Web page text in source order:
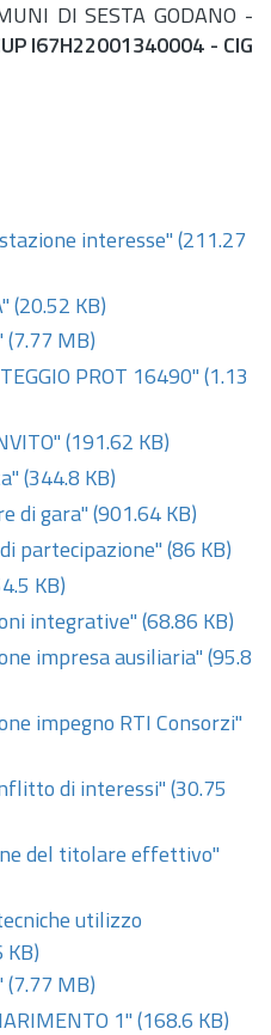
DI SESTA GODANO -
I67H22001340004 - CIG
interesse" (211.27
(20.52 KB)
(7.77 MB)
PROT 16490" (1.13
(191.62 KB)
(344.8 KB)
di gara" (901.64 KB)
partecipazione" (86 KB)
KB)
integrative" (68.86 KB)
impresa ausiliaria" (95.8
impegno RTI Consorzi"
di interessi" (30.75
del titolare effettivo"
utilizzo
KB)
(7.77 MB)
1" (168.6 KB)